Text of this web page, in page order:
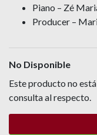
Piano – Zé
Producer –
No Disponible
Este producto no
consulta al respecto.